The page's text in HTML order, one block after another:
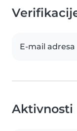
E-mail adresa
Aktivnosti